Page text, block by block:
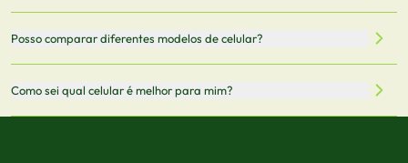
informações mais recentes de cada modelo.
comissão sem custo adicional para você.
Posso comparar diferentes modelos de celular?
Sim! Você pode selecionar até 3 celulares para comparar
Como sei qual celular é melhor para mim?